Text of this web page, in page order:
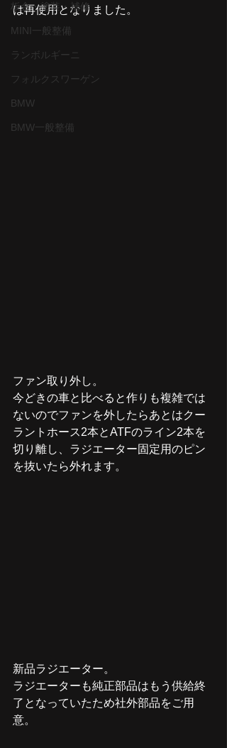
板金・塗装・補修
MINI一般整備
ランボルギーニ
フォルクスワーゲン
BMW
BMW一般整備
は再使用となりました。
ファン取り外し。
今どきの車と比べると作りも複雑では
ないのでファンを外したらあとはクー
ラントホース2本とATFのライン2本を
切り離し、ラジエーター固定用のピン
を抜いたら外れます。
新品ラジエーター。
ラジエーターも純正部品はもう供給終
了となっていたため社外部品をご用
意。